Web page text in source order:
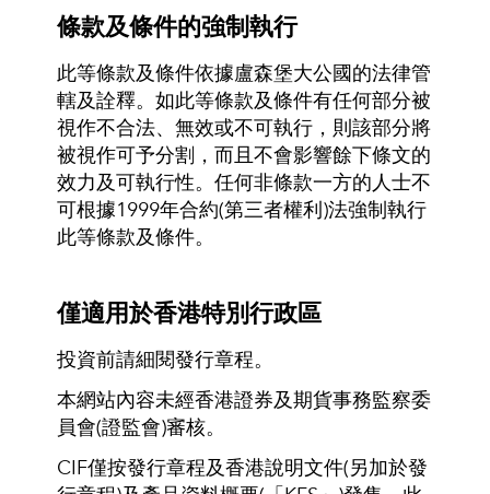
條款及條件的強制執行
此等條款及條件依據盧森堡大公國的法律管
轄及詮釋。如此等條款及條件有任何部分被
視作不合法、無效或不可執行，則該部分將
被視作可予分割，而且不會影響餘下條文的
效力及可執行性。任何非條款一方的人士不
可根據1999年合約(第三者權利)法強制執行
此等條款及條件。
僅適用於香港特別行政區
投資前請細閱發行章程。
本網站內容未經香港證券及期貨事務監察委
員會(證監會)審核。
CIF僅按發行章程及香港說明文件(另加於發